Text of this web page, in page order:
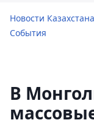
Новости
События
В